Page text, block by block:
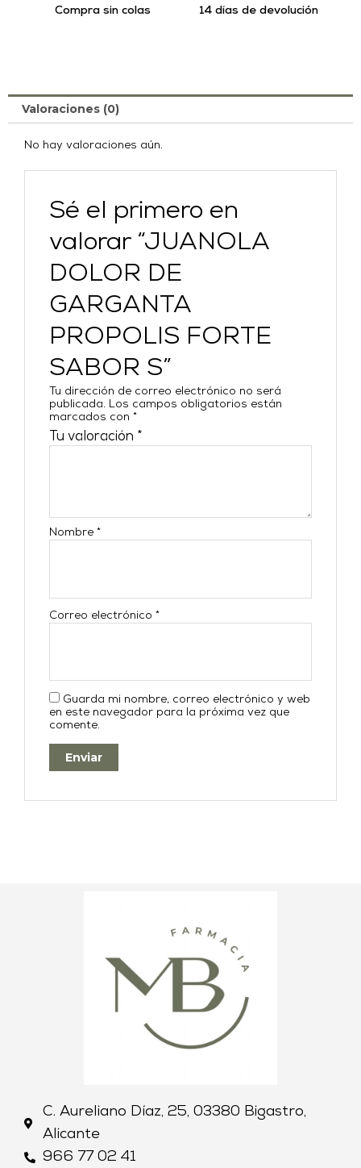
Compra sin colas 14 días de devolución
Valoraciones (0)
No hay valoraciones aún.
Sé el primero en
valorar “JUANOLA
DOLOR DE
GARGANTA
PROPOLIS FORTE
SABOR S”
Tu dirección de correo electrónico no será
publicada. Los campos obligatorios están
marcados con*
Tu valoración *
Nombre*
Correo electrónico*
Guarda mi nombre, correo electrónico y web
en este navegador para la próxima vez que
comente.
C. Aureliano Díaz, 25, 03380 Bigastro,
Alicante
966 77 02 41